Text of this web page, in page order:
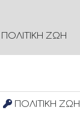
ΠΟΛΙΤΙΚΗ ΖΩΗ
ΠΟΛΙΤΙΚΗ ΖΩΗ